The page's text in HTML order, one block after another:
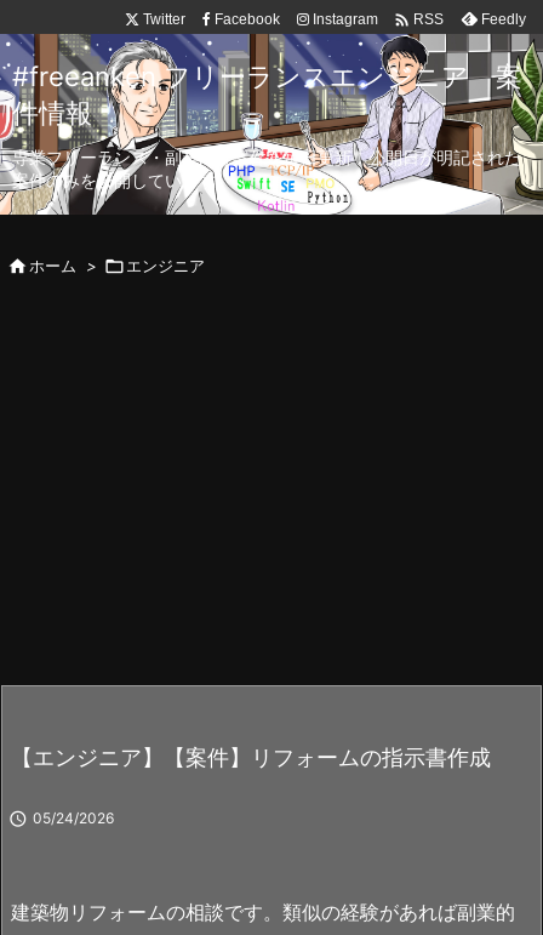
Twitter Facebook Instagram  RSS Feedly
#freeanken フリーランスエンジニア 案
件情報
専業フリーランス・副業向け案件を毎日更新！公開日が明記された
案件のみを公開しています。
ホーム > エンジニア
【エンジニア】【案件】リフォームの指示書作成
 05/24/2026
建築物リフォームの相談です。類似の経験があれば副業的